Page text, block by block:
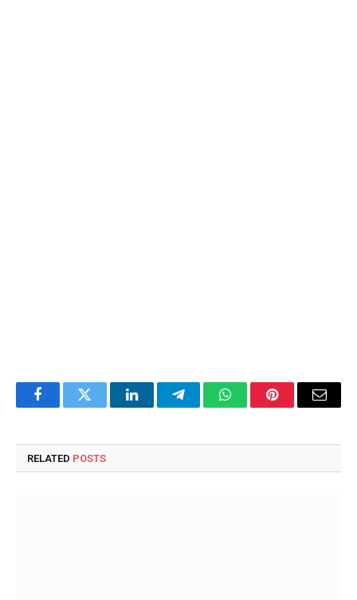
FacebookTwitter LinkedInTelegramWhatsAppPinterestEmail
RELATED POSTS